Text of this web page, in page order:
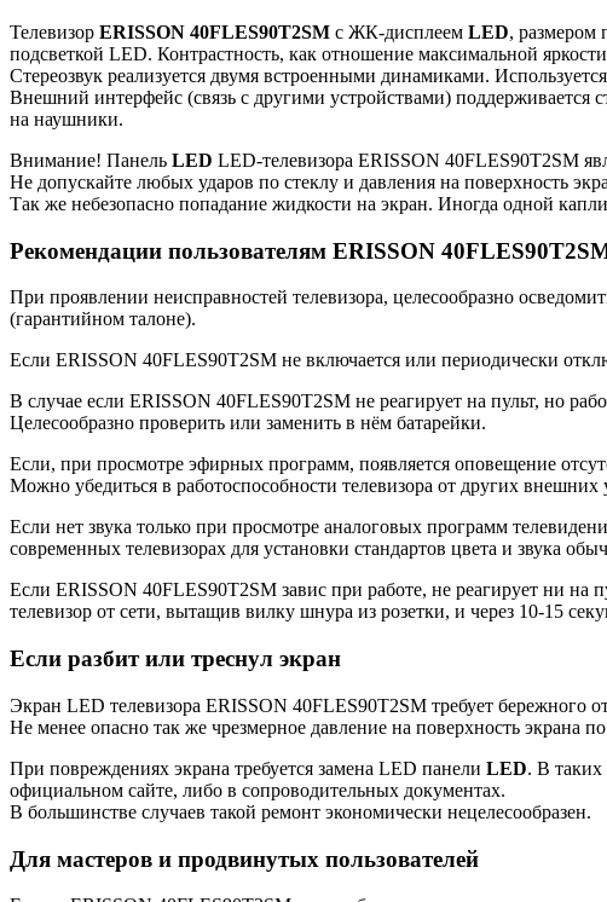
Телевизор ERISSON 40FLES90T2SM с ЖК-дисплеем LED, размером
подсветкой LED. Контрастность, как отношение максимальной
Стереозвук реализуется двумя встроенными динамиками.
Внешний интерфейс (связь с другими устройствами)
на наушники.
Внимание! Панель LED LED-телевизора ERISSON 40FLES90T2SM
Не допускайте любых ударов по стеклу и давления на поверхность
Так же небезопасно попадание жидкости на экран. Иногда одной
Рекомендации пользователям ERISSON
При проявлении неисправностей телевизора, целесообразно
(гарантийном талоне).
Если ERISSON 40FLES90T2SM не включается или периодически
В случае если ERISSON 40FLES90T2SM не реагирует на пульт, но
Целесообразно проверить или заменить в нём батарейки.
Если, при просмотре эфирных программ, появляется оповещение
Можно убедиться в работоспособности телевизора от других внешних
Если нет звука только при просмотре аналоговых программ
современных телевизорах для установки стандартов цвета и звука
Если ERISSON 40FLES90T2SM завис при работе, не реагирует ни на
телевизор от сети, вытащив вилку шнура из розетки, и через 10-15
Если разбит или треснул экран
Экран LED телевизора ERISSON 40FLES90T2SM требует бережного
Не менее опасно так же чрезмерное давление на поверхность экрана
При повреждениях экрана требуется замена LED панели LED. В
официальном сайте, либо в сопроводительных документах.
В большинстве случаев такой ремонт экономически нецелесообразен.
Для мастеров и продвинутых пользователей